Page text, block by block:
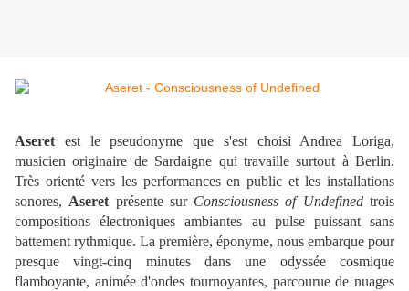
Aseret est le pseudonyme que s'est choisi Andrea Loriga,
musicien originaire de Sardaigne qui travaille surtout à Berlin.
Très orienté vers les performances en public et les installations
sonores, Aseret présente sur Consciousness of Undefinedtrois
compositions électroniques ambiantes au pulse puissant sans
battement rythmique. La première, éponyme, nous embarque pour
presque vingt-cinq minutes dans une odyssée cosmique
flamboyante, animée d'ondes tournoyantes, parcourue de nuages